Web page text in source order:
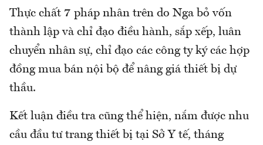
Thực chất 7 pháp nhân trên do Nga bỏ vốn
thành lập và chỉ đạo điều hành, sắp xếp, luân
chuyển nhân sự, chỉ đạo các công ty ký các hợp
đồng mua bán nội bộ để nâng giá thiết bị dự
thầu.
Kết luận điều tra cũng thể hiện, nắm được nhu
cầu đầu tư trang thiết bị tại Sở Y tế, tháng